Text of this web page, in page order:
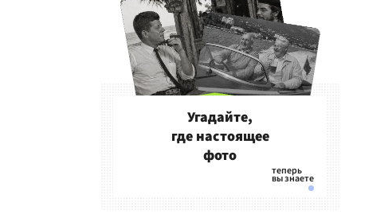
Угадайте,
где настоящее
фото